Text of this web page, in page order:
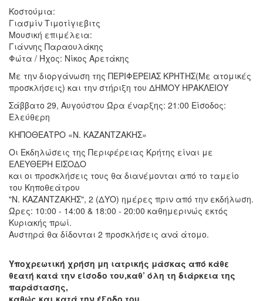
Κοστούμια:
Γιασμίν Τιμοτίγιεβιτς
Μουσική επιμέλεια:
Γιάννης Παραουλάκης
Φώτα / Ήχος: Νίκος Αρετάκης
Με την διοργάνωση της ΠΕΡΙΦΕΡΕΙΑΣ ΚΡΗΤΗΣ(Με ατομικές
προσκλήσεις) και την στήριξη του ΔΗΜΟΥ ΗΡΑΚΛΕΙΟΥ
Σάββατο 29, Αυγούστου Ώρα έναρξης: 21:00 Είσοδος:
Ελεύθερη
ΚΗΠΟΘΕΑΤΡΟ «Ν. ΚΑΖΑΝΤΖΑΚΗΣ»
Οι Εκδηλώσεις της Περιφέρειας Κρήτης είναι με
ΕΛΕΥΘΕΡΗ ΕΙΣΟΔΟ
και οι προσκλήσεις τους θα διανέμονται από το ταμείο
του Κηποθεάτρου
"Ν. ΚΑΖΑΝΤΖΑΚΗΣ", 2 (ΔΥΟ) ημέρες πριν από την εκδήλωση.
Ώρες: 10:00 - 14:00 & 18:00 - 20:00 καθημερινώς εκτός
Κυριακής πρωί.
Αυστηρά θα δίδονται 2 προσκλήσεις ανά άτομο.
Υποχρεωτική χρήση μη ιατρικής μάσκας από κάθε
θεατή κατά την είσοδο του,καθ’ όλη τη διάρκεια της
παράστασης,
καθώς και κατά την έξοδο του.